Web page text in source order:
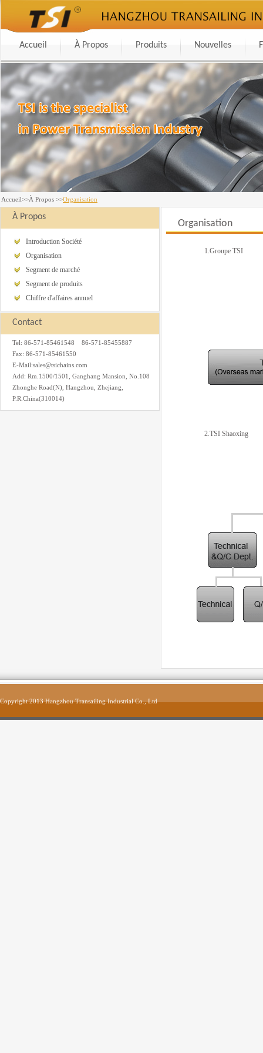
Accueil À Propos Produits Nouvelles
Accueil>>À Propos >>Organisation
À Propos
Introduction Société
Organisation
Segment de marché
Segment de produits
Chiffre d'affaires annuel
Contact
Tel: 86-571-85461548 86-571-85455887
Fax: 86-571-85461550
E-Mail:sales@tsichains.com
Add: Rm.1500/1501, Ganghang Mansion, No.108
Zhonghe Road(N), Hangzhou, Zhejiang,
P.R.China(310014)
Organisation
1.Groupe TSI
2.TSI Shaoxing
Copyright 2013 Hangzhou Transailing Industrial Co., Ltd